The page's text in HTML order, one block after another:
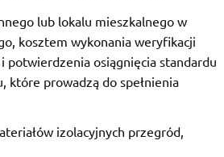
lub lokalu mieszkalnego w
kosztem wykonania weryfikacji
osiągnięcia standardu
prowadzą do spełnienia
izolacyjnych przegród,